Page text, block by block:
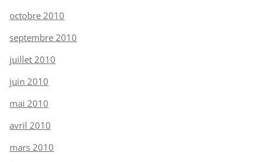
octobre 2010
septembre 2010
juillet 2010
juin 2010
mai 2010
avril 2010
mars 2010